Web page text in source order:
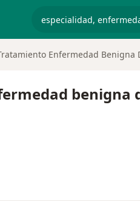
Enfermedad Benigna
benigna